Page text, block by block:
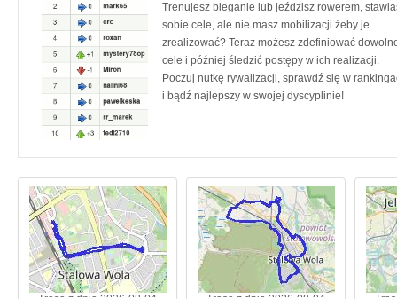
Trenujesz bieganie lub jeździsz rowerem,
sobie cele, ale nie masz mobilizacji żeby je
zrealizować? Teraz możesz zdefiniować
cele i później śledzić postępy w ich realizacji.
Poczuj nutkę rywalizacji, sprawdź się w
i bądź najlepszy w swojej dyscyplinie!